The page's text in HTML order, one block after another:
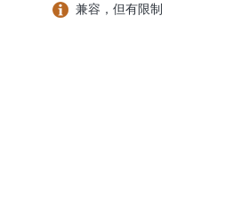
兼容，但有限制